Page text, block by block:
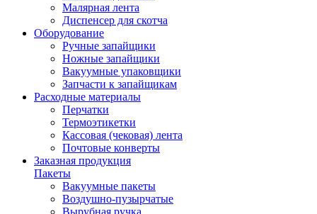
Малярная лента
Диспенсер для скотча
Оборудование
Ручные запайщики
Ножные запайщики
Вакуумные упаковщики
Запчасти к запайщикам
Расходные материалы
Перчатки
Термоэтикетки
Кассовая (чековая) лента
Почтовые конверты
Заказная продукция
Пакеты
Вакуумные пакеты
Воздушно-пузырчатые
Вырубная ручка